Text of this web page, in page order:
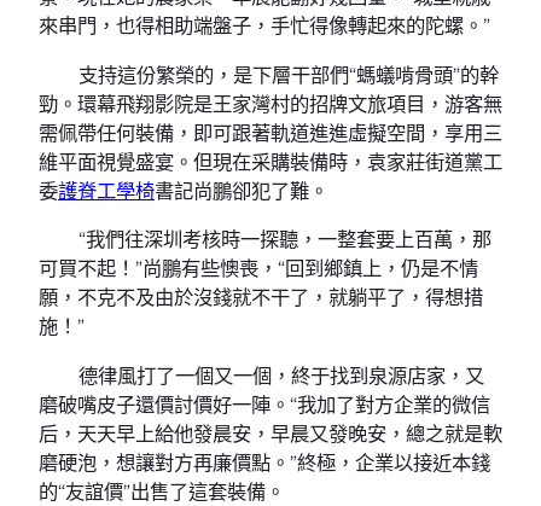
來串門，也得相助端盤子，手忙得像轉起來的陀螺。”
支持這份繁榮的，是下層干部們“螞蟻啃骨頭”的幹
勁。環幕飛翔影院是王家灣村的招牌文旅項目，游客無
需佩帶任何裝備，即可跟著軌道進進虛擬空間，享用三
維平面視覺盛宴。但現在采購裝備時，袁家莊街道黨工
委護脊工學椅書記尚鵬卻犯了難。
“我們往深圳考核時一探聽，一整套要上百萬，那
可買不起！”尚鵬有些懊喪，“回到鄉鎮上，仍是不情
願，不克不及由於沒錢就不干了，就躺平了，得想措
施！”
德律風打了一個又一個，終于找到泉源店家，又
磨破嘴皮子還價討價好一陣。“我加了對方企業的微信
后，天天早上給他發晨安，早晨又發晚安，總之就是軟
磨硬泡，想讓對方再廉價點。”終極，企業以接近本錢
的“友誼價”出售了這套裝備。